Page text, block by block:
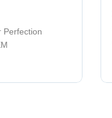
Perfection